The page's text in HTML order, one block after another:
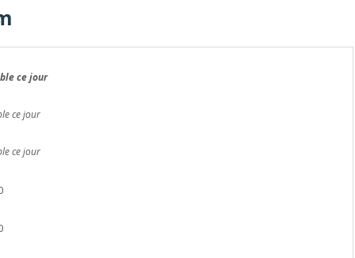
ce jour
ce jour
ce jour